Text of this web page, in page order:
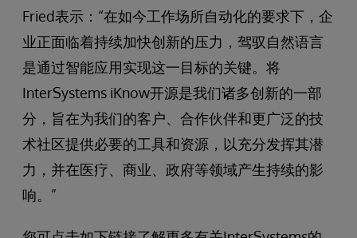
Fried表示：“在如今工作场所自动化的要求下，企
业正面临着持续加快创新的压力，驾驭自然语言
是通过智能应用实现这一目标的关键。将
InterSystems iKnow开源是我们诸多创新的一部
分，旨在为我们的客户、合作伙伴和更广泛的技
术社区提供必要的工具和资源，以充分发挥其潜
力，并在医疗、商业、政府等领域产生持续的影
响。”